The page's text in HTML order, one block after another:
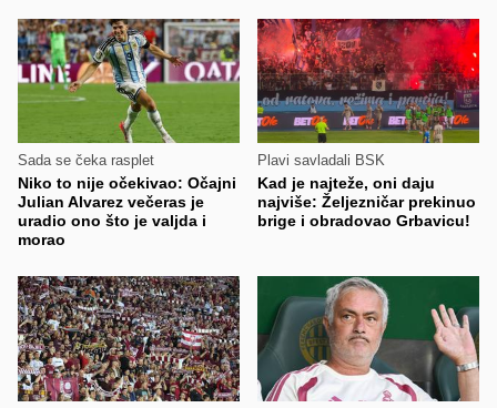
Sada se čeka rasplet
Niko to nije očekivao: Očajni
Julian Alvarez večeras je
uradio ono što je valjda i
morao
Plavi savladali BSK
Kad je najteže, oni daju
najviše: Željezničar prekinuo
brige i obradovao Grbavicu!